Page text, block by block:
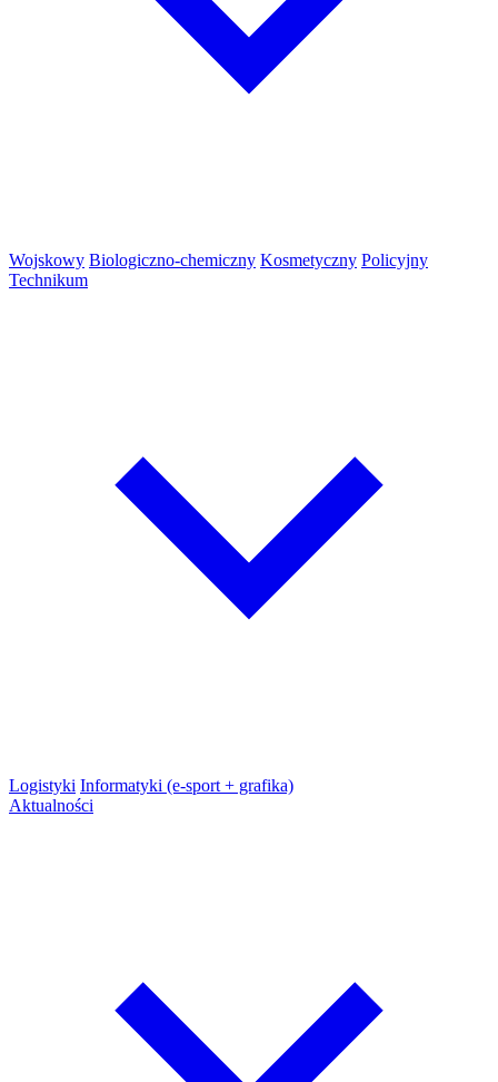
Wojskowy Biologiczno-chemiczny Kosmetyczny Policyjny
Technikum
Logistyki Informatyki (e-sport + grafika)
Aktualności